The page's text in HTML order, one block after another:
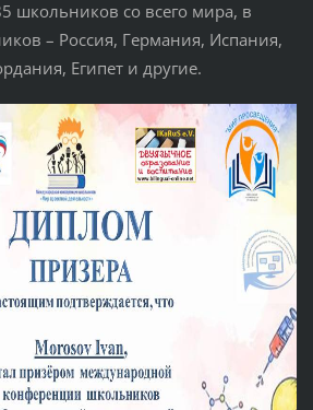
школьников со всего мира, в
– Россия, Германия, Испания,
Египет и другие.